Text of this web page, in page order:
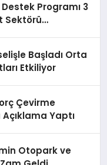
Programı 3
Sektörü
Başladı Orta
Etkiliyor
Çevirme
Yaptı
Otopark ve